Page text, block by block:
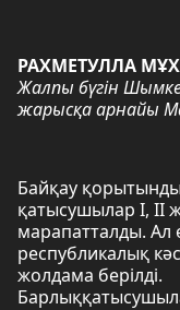
РАХМЕТУЛЛА
Жалпы бүгін
жарысқа арнайы
Байқау
қатысушылар I, II
марапатталды. Ал
республикалық
жолдама берілді.